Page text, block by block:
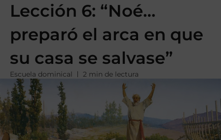
Lección 6: “Noé…
preparó el arca en que
su casa se salvase”
Escuela dominical 2 min de lectura